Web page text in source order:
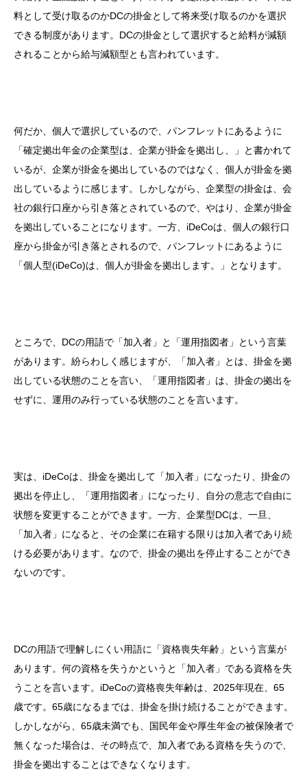
料として受け取るのかDCの掛金として将来受け取るのかを選択
できる制度があります。DCの掛金として選択すると給料が減額
されることから給与減額型とも言われています。
何だか、個人で選択しているので、パンフレットにあるように
「確定拠出年金の企業型は、企業が掛金を拠出し、」と書かれて
いるが、企業が掛金を拠出しているのではなく、個人が掛金を拠
出しているように感じます。しかしながら、企業型の掛金は、会
社の銀行口座から引き落とされているので、やはり、企業が掛金
を拠出していることになります。一方、iDeCoは、個人の銀行口
座から掛金が引き落とされるので、パンフレットにあるように
「個人型(iDeCo)は、個人が掛金を拠出します。」となります。
ところで、DCの用語で「加入者」と「運用指図者」という言葉
があります。紛らわしく感じますが、「加入者」とは、掛金を拠
出している状態のことを言い、「運用指図者」は、掛金の拠出を
せずに、運用のみ行っている状態のことを言います。
実は、iDeCoは、掛金を拠出して「加入者」になったり、掛金の
拠出を停止し、「運用指図者」になったり、自分の意志で自由に
状態を変更することができます。一方、企業型DCは、一旦、
「加入者」になると、その企業に在籍する限りは加入者であり続
ける必要があります。なので、掛金の拠出を停止することができ
ないのです。
DCの用語で理解しにくい用語に「資格喪失年齢」という言葉が
あります。何の資格を失うかというと「加入者」である資格を失
うことを言います。iDeCoの資格喪失年齢は、2025年現在、65
歳です。65歳になるまでは、掛金を掛け続けることができます。
しかしながら、65歳未満でも、国民年金や厚生年金の被保険者で
無くなった場合は、その時点で、加入者である資格を失うので、
掛金を拠出することはできなくなります。